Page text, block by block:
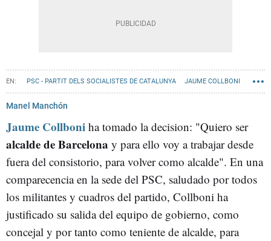
PSC - PARTIT DELS SOCIALISTES DE CATALUNYA JAUME COLLBONI
Manel Manchón
Jaume Collboni ha tomado la decision: "Quiero ser
alcalde de Barcelona y para ello voy a trabajar desde
fuera del consistorio, para volver como alcalde". En una
comparecencia en la sede del PSC, saludado por todos
los militantes y cuadros del partido, Collboni ha
justificado su salida del equipo de gobierno, como
concejal y por tanto como teniente de alcalde, para